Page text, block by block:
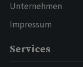
Unternehmen
Impressum
Services